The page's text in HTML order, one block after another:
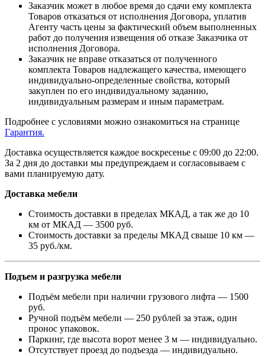
Заказчик может в любое время до сдачи ему комплекта
Товаров отказаться от исполнения Договора, уплатив
Агенту часть цены за фактический объем выполненных
работ до получения извещения об отказе Заказчика от
исполнения Договора.
Заказчик не вправе отказаться от полученного
комплекта Товаров надлежащего качества, имеющего
индивидуально-определенные свойства, который
закуплен по его индивидуальному заданию,
индивидуальным размерам и иным параметрам.
Подробнее с условиями можно ознакомиться на странице
Гарантия.
Доставка осуществляется каждое воскресенье с 09:00 до 22:00.
За 2 дня до доставки мы предупреждаем и согласовываем с
вами планируемую дату.
Доставка мебели
Стоимость доставки в пределах МКАД, а так же до 10
км от МКАД — 3500 руб.
Стоимость доставки за пределы МКАД свыше 10 км —
35 руб./км.
Подъем и разгрузка мебели
Подъём мебели при наличии грузового лифта — 1500
руб.
Ручной подъём мебели — 250 рублей за этаж, один
пронос упаковок.
Паркинг, где высота ворот менее 3 м — индивидуально.
Отсутствует проезд до подъезда — индивидуально.